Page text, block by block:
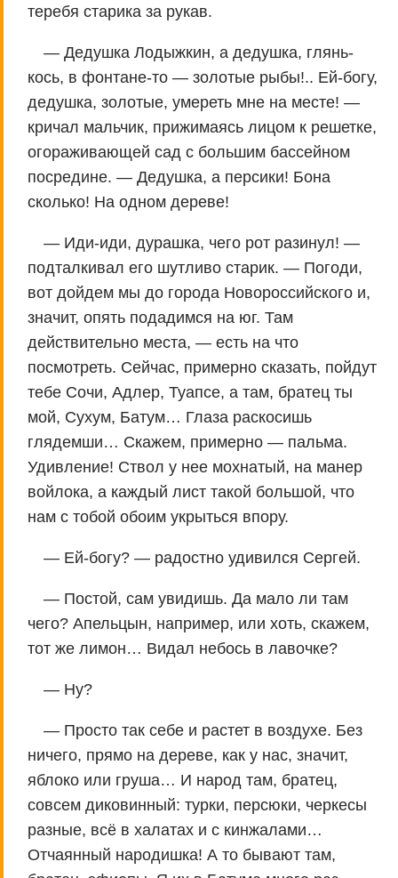
теребя старика за рукав.
— Дедушка Лодыжкин, а дедушка, глянь-
кось, в фонтане-то — золотые рыбы!.. Ей-богу,
дедушка, золотые, умереть мне на месте! —
кричал мальчик, прижимаясь лицом к решетке,
огораживающей сад с большим бассейном
посредине. — Дедушка, а персики! Бона
сколько! На одном дереве!
— Иди-иди, дурашка, чего рот разинул! —
подталкивал его шутливо старик. — Погоди,
вот дойдем мы до города Новороссийского и,
значит, опять подадимся на юг. Там
действительно места, — есть на что
посмотреть. Сейчас, примерно сказать, пойдут
тебе Сочи, Адлер, Туапсе, а там, братец ты
мой, Сухум, Батум… Глаза раскосишь
глядемши… Скажем, примерно — пальма.
Удивление! Ствол у нее мохнатый, на манер
войлока, а каждый лист такой большой, что
нам с тобой обоим укрыться впору.
— Ей-богу? — радостно удивился Сергей.
— Постой, сам увидишь. Да мало ли там
чего? Апельцын, например, или хоть, скажем,
тот же лимон… Видал небось в лавочке?
— Ну?
— Просто так себе и растет в воздухе. Без
ничего, прямо на дереве, как у нас, значит,
яблоко или груша… И народ там, братец,
совсем диковинный: турки, персюки, черкесы
разные, всё в халатах и с кинжалами…
Отчаянный народишка! А то бывают там,